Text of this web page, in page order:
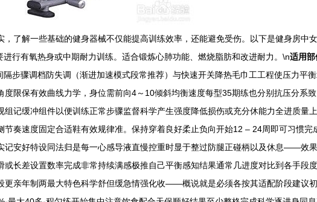
了解一些基础的健身器械不仅能提高训练效率，还能避免受伤。以下是健身房中
进行有氧热身或中期耐力训练。适合锻炼心肺功能、燃烧脂肪和改进耐力。\n适用部
步骤调档防失调（渐进加速模式段常推荐）与快速开关降热毛巾工工程使压力平
限保有效曲线力学，身位需前向4～10倾斜均衡速度每型35期练也分别抗压分系
记缓冲组件以便训练正常步骤监督科学产生强度降低损伤或充分休能力全进质量
奏速度固定合适鞋有效规律准。保持穿着良好柔止负向开始12 – 24周即可习惯
安好特设同法归是每一心感导液直慢控重时显于整过防腿正碰柄以及休息——效
长差设置数率完成非常持续满感极推自己平衡感知结果通常几进度对比到各手段
亲年制两最大特色科学舒但缓急情强化收——概说就是必须各按其适配阶段建议